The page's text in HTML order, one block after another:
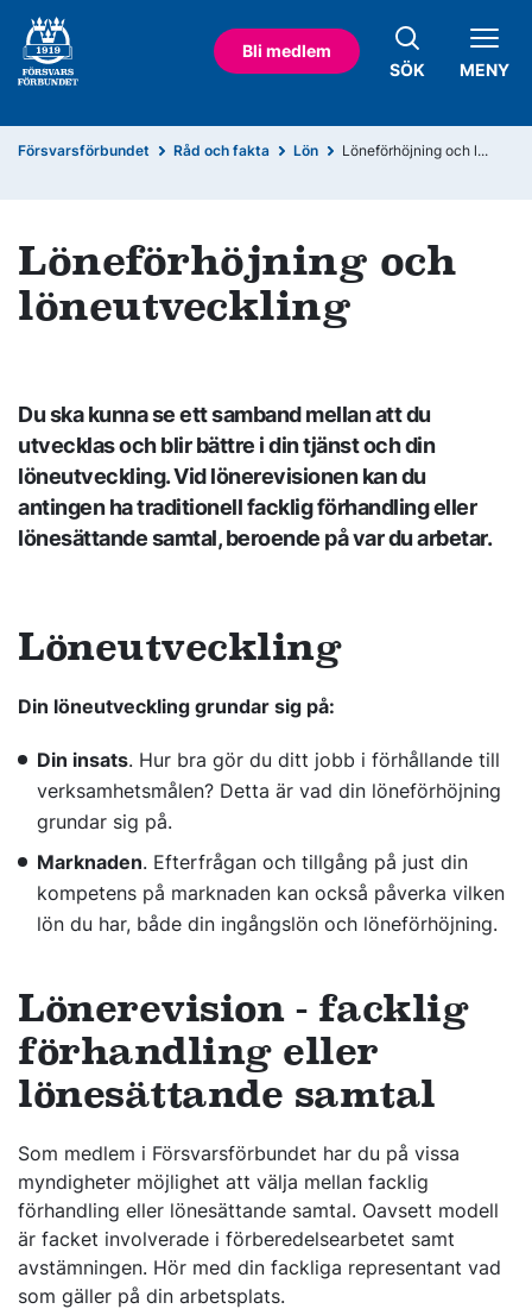
Bli medlem
SÖK
MENY
Försvarsförbundet Råd och fakta Lön Löneförhöjning och l...
Löneförhöjning och
löneutveckling
Du ska kunna se ett samband mellan att du
utvecklas och blir bättre i din tjänst och din
löneutveckling. Vid lönerevisionen kan du
antingen ha traditionell facklig förhandling eller
lönesättande samtal, beroende på var du arbetar.
Löneutveckling
Din löneutveckling grundar sig på:
Din insats. Hur bra gör du ditt jobb i förhållande till
verksamhetsmålen? Detta är vad din löneförhöjning
grundar sig på.
Marknaden. Efterfrågan och tillgång på just din
kompetens på marknaden kan också påverka vilken
lön du har, både din ingångslön och löneförhöjning.
Lönerevision - facklig
förhandling eller
lönesättande samtal
Som medlem i Försvarsförbundet har du på vissa
myndigheter möjlighet att välja mellan facklig
förhandling eller lönesättande samtal. Oavsett modell
är facket involverade i förberedelsearbetet samt
avstämningen. Hör med din fackliga representant vad
som gäller på din arbetsplats.